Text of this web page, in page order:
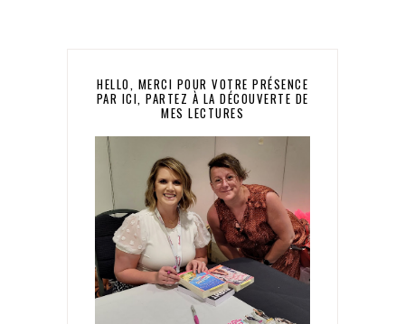
HELLO, MERCI POUR VOTRE PRÉSENCE
PAR ICI, PARTEZ À LA DÉCOUVERTE DE
MES LECTURES